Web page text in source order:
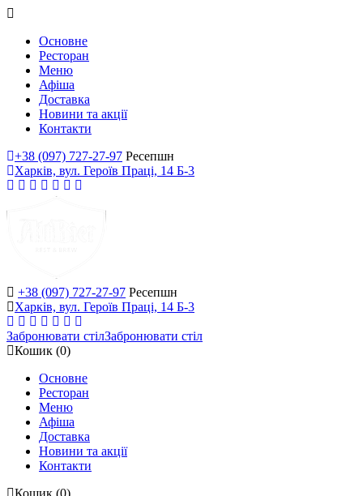
Основне
Ресторан
Меню
Афіша
Доставка
Новини та акції
Контакти
+38 (097) 727-27-97 Ресепшн
Харків, вул. Героїв Праці, 14 Б-3
+38 (097) 727-27-97 Ресепшн
Харків, вул. Героїв Праці, 14 Б-3
Забронювати стілЗабронювати стіл
Кошик (0)
Основне
Ресторан
Меню
Афіша
Доставка
Новини та акції
Контакти
Кошик (0)